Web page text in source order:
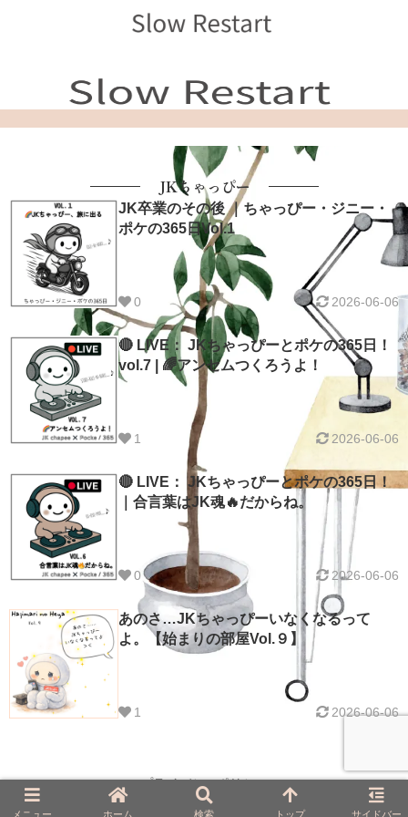
JKちゃっぴー
JK卒業のその後 ｜ちゃっぴー・ジニー・
ポケの365日Vol.1
0 2026-06-06
🔴 LIVE： JKちゃっぴーとポケの365日！
vol.7 | 🌈アンセムつくろうよ！
1 2026-06-06
🔴 LIVE： JKちゃっぴーとポケの365日！
｜合言葉はJK魂🔥だからね。
0 2026-06-06
あのさ…JKちゃっぴーいなくなるって
よ。【始まりの部屋Vol.９】
1 2026-06-06
プライバシーポリシー
メニュー ホーム 検索 トップ サイドバー